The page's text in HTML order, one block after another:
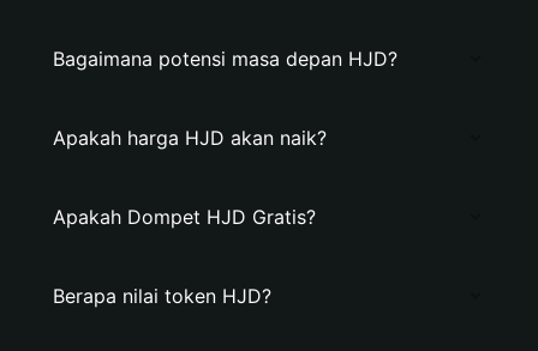
Bagaimana potensi masa depan HJD?
Apakah harga HJD akan naik?
Apakah Dompet HJD Gratis?
Berapa nilai token HJD?